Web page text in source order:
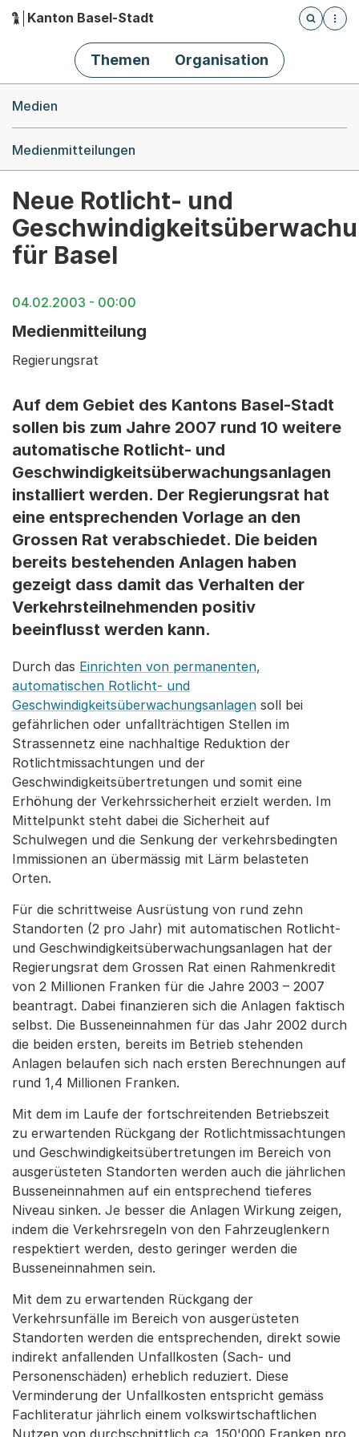
Hauptnavigation
Kanton Basel-Stadt
Öffnet
Themen Organisation
Medien
Medienmitteilungen
Neue Rotlicht- und
für Basel
04.02.2003 - 00:00
Medienmitteilung
Regierungsrat
Auf dem Gebiet des Kantons Basel-Stadt
sollen bis zum Jahre 2007 rund 10 weitere
automatische Rotlicht- und
Geschwindigkeitsüberwachungsanlagen
installiert werden. Der Regierungsrat hat
eine entsprechenden Vorlage an den
Grossen Rat verabschiedet. Die beiden
bereits bestehenden Anlagen haben
gezeigt dass damit das Verhalten der
Verkehrsteilnehmenden positiv
beeinflusst werden kann.
Durch das Einrichten von permanenten,
automatischen Rotlicht- und
Geschwindigkeitsüberwachungsanlagen soll bei
gefährlichen oder unfallträchtigen Stellen im
Strassennetz eine nachhaltige Reduktion der
Rotlichtmissachtungen und der
Geschwindigkeitsübertretungen und somit eine
Erhöhung der Verkehrssicherheit erzielt werden. Im
Mittelpunkt steht dabei die Sicherheit auf
Schulwegen und die Senkung der verkehrsbedingten
Immissionen an übermässig mit Lärm belasteten
Orten.
Für die schrittweise Ausrüstung von rund zehn
Standorten (2 pro Jahr) mit automatischen Rotlicht-
und Geschwindigkeitsüberwachungsanlagen hat der
Regierungsrat dem Grossen Rat einen Rahmenkredit
von 2 Millionen Franken für die Jahre 2003 – 2007
beantragt. Dabei finanzieren sich die Anlagen faktisch
selbst. Die Busseneinnahmen für das Jahr 2002 durch
die beiden ersten, bereits im Betrieb stehenden
Anlagen belaufen sich nach ersten Berechnungen auf
rund 1,4 Millionen Franken.
Mit dem im Laufe der fortschreitenden Betriebszeit
zu erwartenden Rückgang der Rotlichtmissachtungen
und Geschwindigkeitsübertretungen im Bereich von
ausgerüsteten Standorten werden auch die jährlichen
Busseneinnahmen auf ein entsprechend tieferes
Niveau sinken. Je besser die Anlagen Wirkung zeigen,
indem die Verkehrsregeln von den Fahrzeuglenkern
respektiert werden, desto geringer werden die
Busseneinnahmen sein.
Mit dem zu erwartenden Rückgang der
Verkehrsunfälle im Bereich von ausgerüsteten
Standorten werden die entsprechenden, direkt sowie
indirekt anfallenden Unfallkosten (Sach- und
Personenschäden) erheblich reduziert. Diese
Verminderung der Unfallkosten entspricht gemäss
Fachliteratur jährlich einem volkswirtschaftlichen
Nutzen von durchschnittlich ca. 150'000 Franken pro